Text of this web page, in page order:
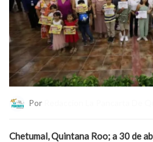
Por
Chetumal, Quintana Roo; a 30 de